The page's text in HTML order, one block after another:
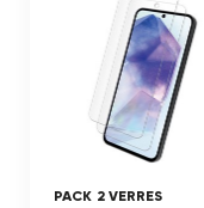
PACK 2 VERRES